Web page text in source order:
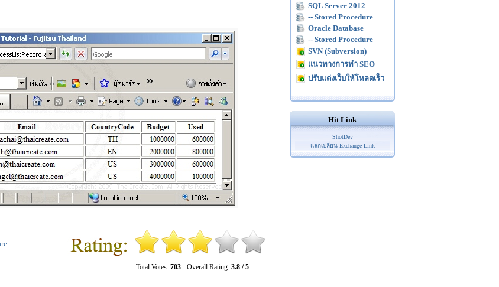
Total Votes: 703 Overall Rating: 3.8 / 5
SQL Server 2012
-- Stored Procedure
Oracle Database
-- Stored Procedure
SVN (Subversion)
แนวทางการทำ SEO
ปรับแต่งเว็บให้โหลดเร็ว
Hit Link
ShotDev
แลกเปลี่ยน Exchange Link